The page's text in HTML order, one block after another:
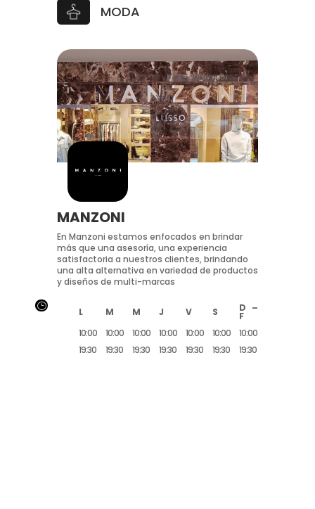
MODA
MANZONI
En Manzoni estamos enfocados en brindar
más que una asesoría, una experiencia
satisfactoria a nuestros clientes, brindando
una alta alternativa en variedad de productos
y diseños de multi-marcas
L M M J V S D –
F
10:00
19:30
10:00
19:30
10:00
19:30
10:00
19:30
10:00
19:30
10:00
19:30
10:00
19:30
}